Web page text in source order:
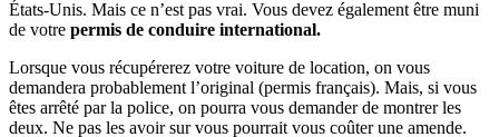
États-Unis. Mais ce n’est pas vrai. Vous devez également être muni
de votre permis de conduire international.
Lorsque vous récupérerez votre voiture de location, on vous
demandera probablement l’original (permis français). Mais, si vous
êtes arrêté par la police, on pourra vous demander de montrer les
deux. Ne pas les avoir sur vous pourrait vous coûter une amende.